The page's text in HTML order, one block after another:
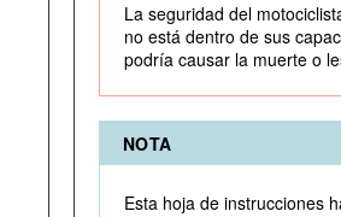
La seguridad del
no está dentro de sus
podría causar la muerte o
NOTA
Esta hoja de instrucciones